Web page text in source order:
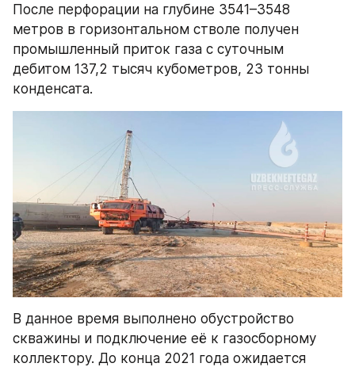
После перфорации на глубине 3541–3548
метров в горизонтальном стволе получен
промышленный приток газа с суточным
дебитом 137,2 тысяч кубометров, 23 тонны
конденсата.
В данное время выполнено обустройство
скважины и подключение её к газосборному
коллектору. До конца 2021 года ожидается